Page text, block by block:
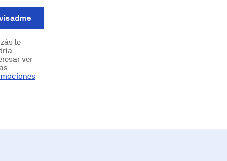
te
ver